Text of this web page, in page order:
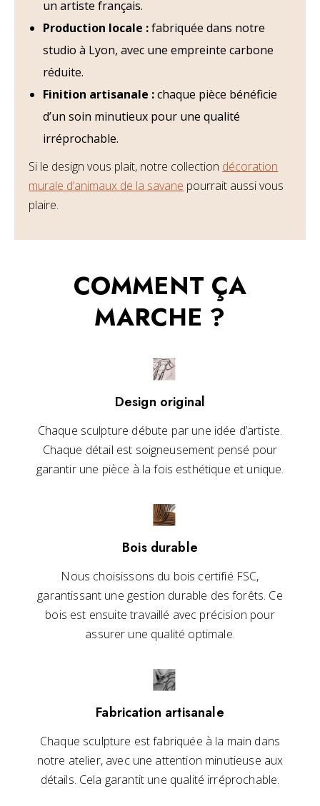
un artiste français.
Production locale :fabriquée dans notre
studio à Lyon, avec une empreinte carbone
réduite.
Finition artisanale :chaque pièce bénéficie
d’un soin minutieux pour une qualité
irréprochable.
Si le design vous plait, notre collection décoration
murale d’animaux de la savane pourrait aussi vous
plaire.
COMMENT ÇA
MARCHE ?
Design original
Chaque sculpture débute par une idée d’artiste.
Chaque détail est soigneusement pensé pour
garantir une pièce à la fois esthétique et unique.
Bois durable
Nous choisissons du bois certifié FSC,
garantissant une gestion durable des forêts. Ce
bois est ensuite travaillé avec précision pour
assurer une qualité optimale.
Fabrication artisanale
Chaque sculpture est fabriquée à la main dans
notre atelier, avec une attention minutieuse aux
détails. Cela garantit une qualité irréprochable.